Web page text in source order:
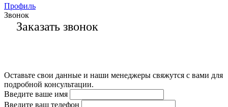
Профиль
Звонок
Заказать звонок
Оставьте свои данные и наши менеджеры свяжутся с вами для
подробной консультации.
Введите ваше имя
Введите ваш телефон